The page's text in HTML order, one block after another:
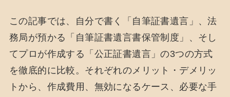
この記事では、自分で書く「自筆証書遺言」、法
務局が預かる「自筆証書遺言書保管制度」、そし
てプロが作成する「公正証書遺言」の3つの方式
を徹底的に比較。それぞれのメリット・デメリッ
トから、作成費用、無効になるケース、必要な手